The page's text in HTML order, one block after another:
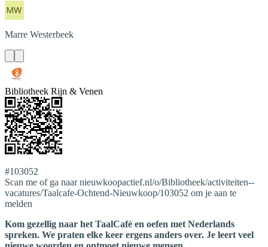
Marre Westerbeek
Bibliotheek Rijn & Venen
#103052
Scan me of ga naar nieuwkoopactief.nl/o/Bibliotheek/activiteiten--
vacatures/Taalcafe-Ochtend-Nieuwkoop/103052 om je aan te
melden
Kom gezellig naar het TaalCafé en oefen met Nederlands
spreken. We praten elke keer ergens anders over. Je leert veel